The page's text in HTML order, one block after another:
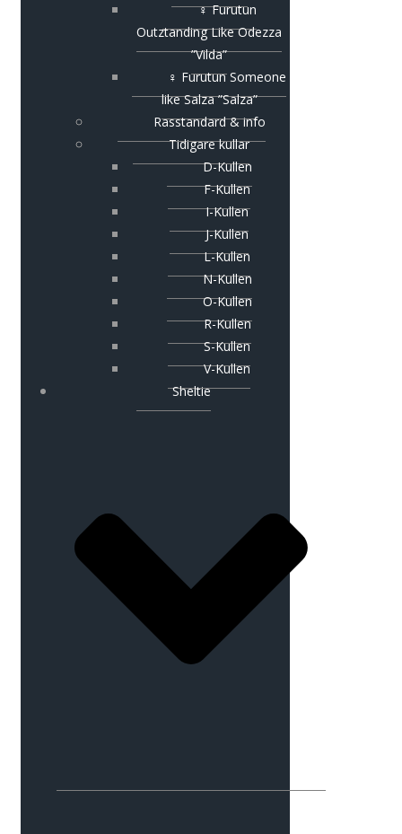
♀ Furutun
Outztanding Like Odezza
”Vilda”
♀ Furutun Someone
like Salza ”Salza”
Rasstandard & info
Tidigare kullar
D-Kullen
F-Kullen
I-Kullen
J-Kullen
L-Kullen
N-Kullen
O-Kullen
R-Kullen
S-Kullen
V-Kullen
Sheltie